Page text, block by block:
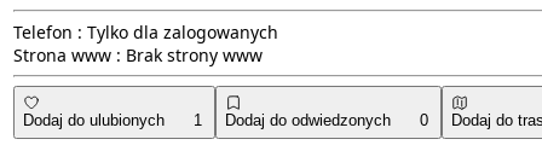
Telefon : Tylko dla zalogowanych
Strona www : Brak strony www
Dodaj do ulubionych 1 Dodaj do odwiedzonych 0 Dodaj do